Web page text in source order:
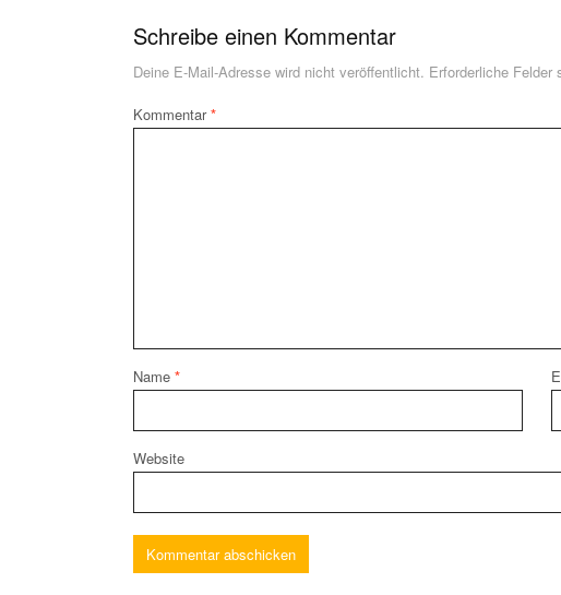
Schreibe einen Kommentar
Deine E-Mail-Adresse wird nicht veröffentlicht. Erforderliche Felder
Kommentar*
Name *
Website